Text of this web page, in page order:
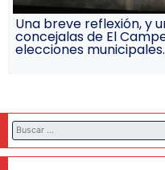
Una breve reflexión, y
concejalas de El
elecciones municipales.